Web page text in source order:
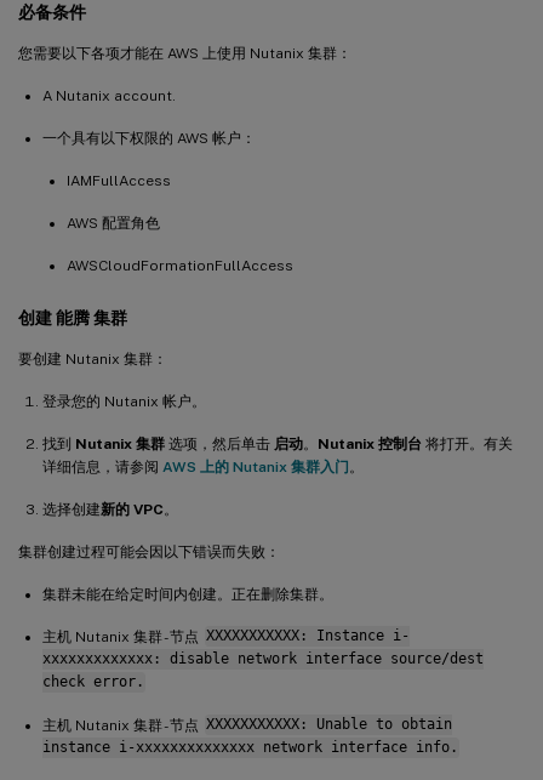
必备条件
您需要以下各项才能在 AWS 上使用 Nutanix 集群：
A Nutanix account.
一个具有以下权限的 AWS 帐户：
IAMFullAccess
AWS 配置角色
AWSCloudFormationFullAccess
创建 能腾 集群
要创建 Nutanix 集群：
登录您的 Nutanix 帐户。
找到 Nutanix 集群 选项，然后单击 启动。 Nutanix 控制台 将打开。有关
详细信息，请参阅 AWS 上的 Nutanix 集群入门 。
选择创建新的 VPC 。
集群创建过程可能会因以下错误而失败：
集群未能在给定时间内创建。正在删除集群。
主机 Nutanix 集群 - 节点 XXXXXXXXXXX: Instance i-
xxxxxxxxxxxxx: disable network interface source/dest
check error.
主机 Nutanix 集群 - 节点 XXXXXXXXXXX: Unable to obtain
instance i-xxxxxxxxxxxxxx network interface info.